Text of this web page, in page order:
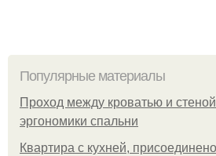
Популярные материалы
Проход между кроватью и
эргономики спальни
Квартира с кухней,